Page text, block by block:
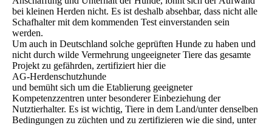
bei kleinen Herden nicht. Es ist deshalb absehbar, dass nicht alle
Schafhalter mit dem kommenden Test einverstanden sein
werden.
Um auch in Deutschland solche geprüften Hunde zu haben und
nicht durch wilde Vermehrung ungeeigneter Tiere das gesamte
Projekt zu gefährden, zertifiziert hier die
AG-Herdenschutzhunde
und bemüht sich um die Etablierung geeigneter
Kompetenzzentren unter besonderer Einbeziehung der
Nutztierhalter. Es ist wichtig, Tiere in dem Land/unter denselben
Bedingungen zu züchten und zu zertifizieren wie die sind, unter